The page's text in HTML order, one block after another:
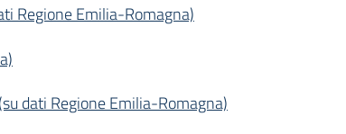
Regione Emilia-Romagna)
dati Regione Emilia-Romagna)